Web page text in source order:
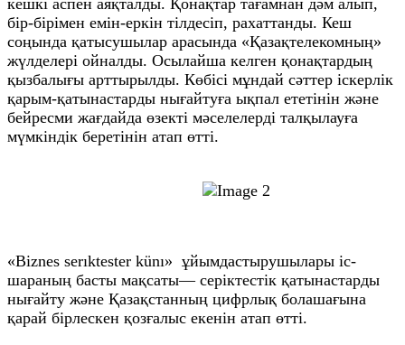
бір-бірімен емін-еркін тілдесіп, рахаттанды. Кеш
соңында қатысушылар арасында «Қазақтелекомның»
жүлделері ойналды. Осылайша келген қонақтардың
қызбалығы арттырылды. Көбісі мұндай сәттер іскерлік
қарым-қатынастарды нығайтуға ықпал ететінін және
бейресми жағдайда өзекті мәселелерді талқылауға
мүмкіндік беретінін атап өтті.
«Biznes serıktester künı» ұйымдастырушылары іс-
шараның басты мақсаты— серіктестік қатынастарды
нығайту және Қазақстанның цифрлық болашағына
қарай бірлескен қозғалыс екенін атап өтті.